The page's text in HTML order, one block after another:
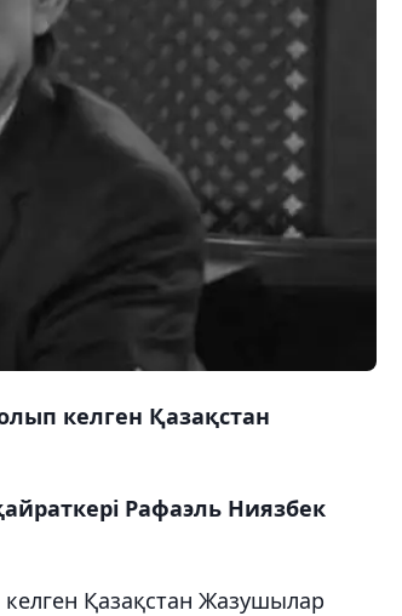
келген Қазақстан
Рафаэль Ниязбек
Қазақстан Жазушылар